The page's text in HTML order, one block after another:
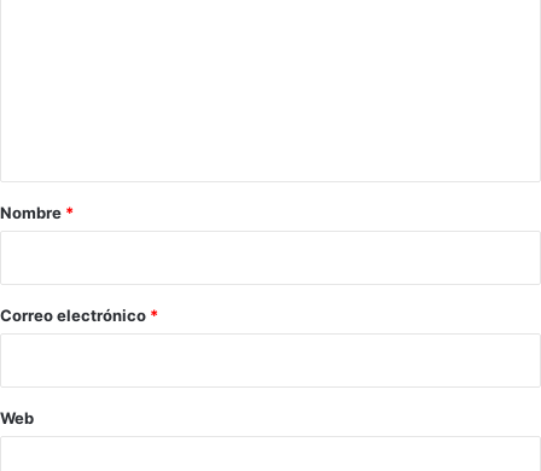
r
*
Nombre *
Correo electrónico *
Web